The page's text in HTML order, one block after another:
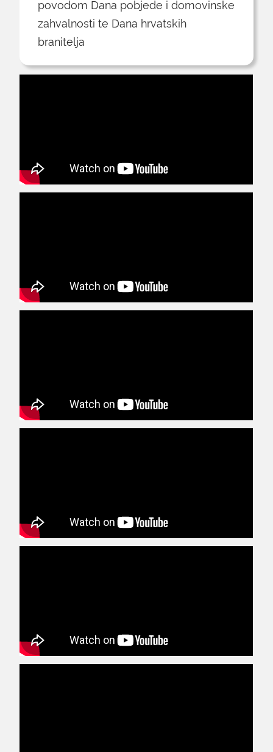
povodom Dana pobjede i domovinske
zahvalnosti te Dana hrvatskih
branitelja